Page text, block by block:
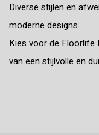
Diverse stijlen en
moderne designs.
Kies voor de Floorlife
van een stijlvolle en